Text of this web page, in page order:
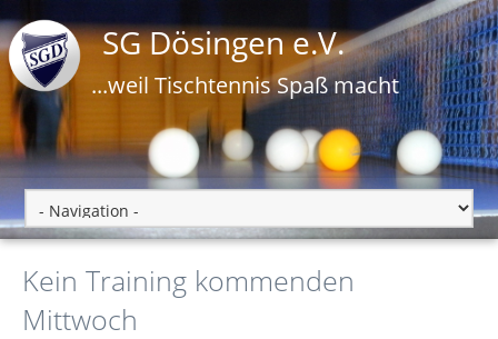
SG Dösingen e.V.
...weil Tischtennis Spaß macht
Kein Training kommenden
Mittwoch